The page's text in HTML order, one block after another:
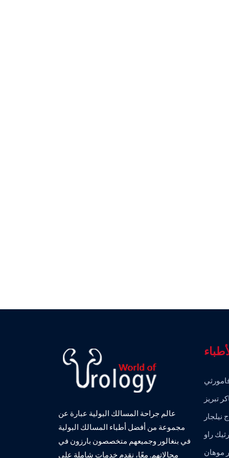
عالم جراحة المسالك البولية عبارة عن
مجموعة من أفضل أطباء المسالك البولية
في بنغالور وجميعهم متخصصون بارزون في
مجالاتهم. معًا، نقدم خدمات شاملة على
تبريز
نيلجار
راو
موهان